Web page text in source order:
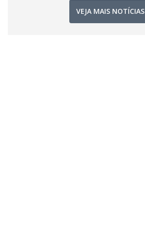
VEJA MAIS NOTÍCIAS